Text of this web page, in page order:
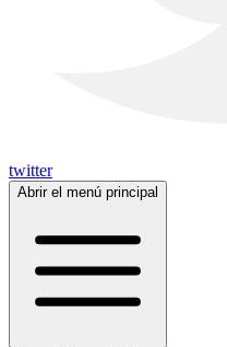
twitter
Abrir el menú principal